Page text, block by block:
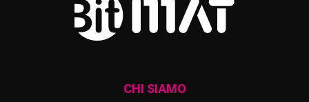
CHI SIAMO